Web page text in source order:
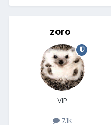
zoro
VIP
7.1k